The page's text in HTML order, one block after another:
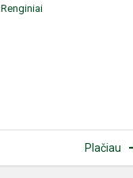
Renginiai
Plačiau